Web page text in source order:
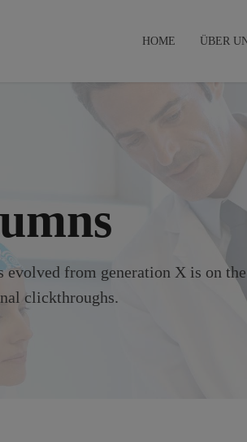
HOME ÜBER
evolved from generation X is on
clickthroughs.